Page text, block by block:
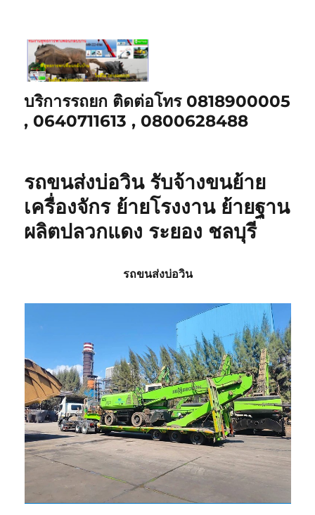
บริการรถยก ติดต่อโทร 0818900005
, 0640711613 , 0800628488
รถขนส่งบ่อวิน รับจ้างขนย้าย
เครื่องจักร ย้ายโรงงาน ย้ายฐาน
ผลิตปลวกแดง ระยอง ชลบุรี
รถขนส่งบ่อวิน